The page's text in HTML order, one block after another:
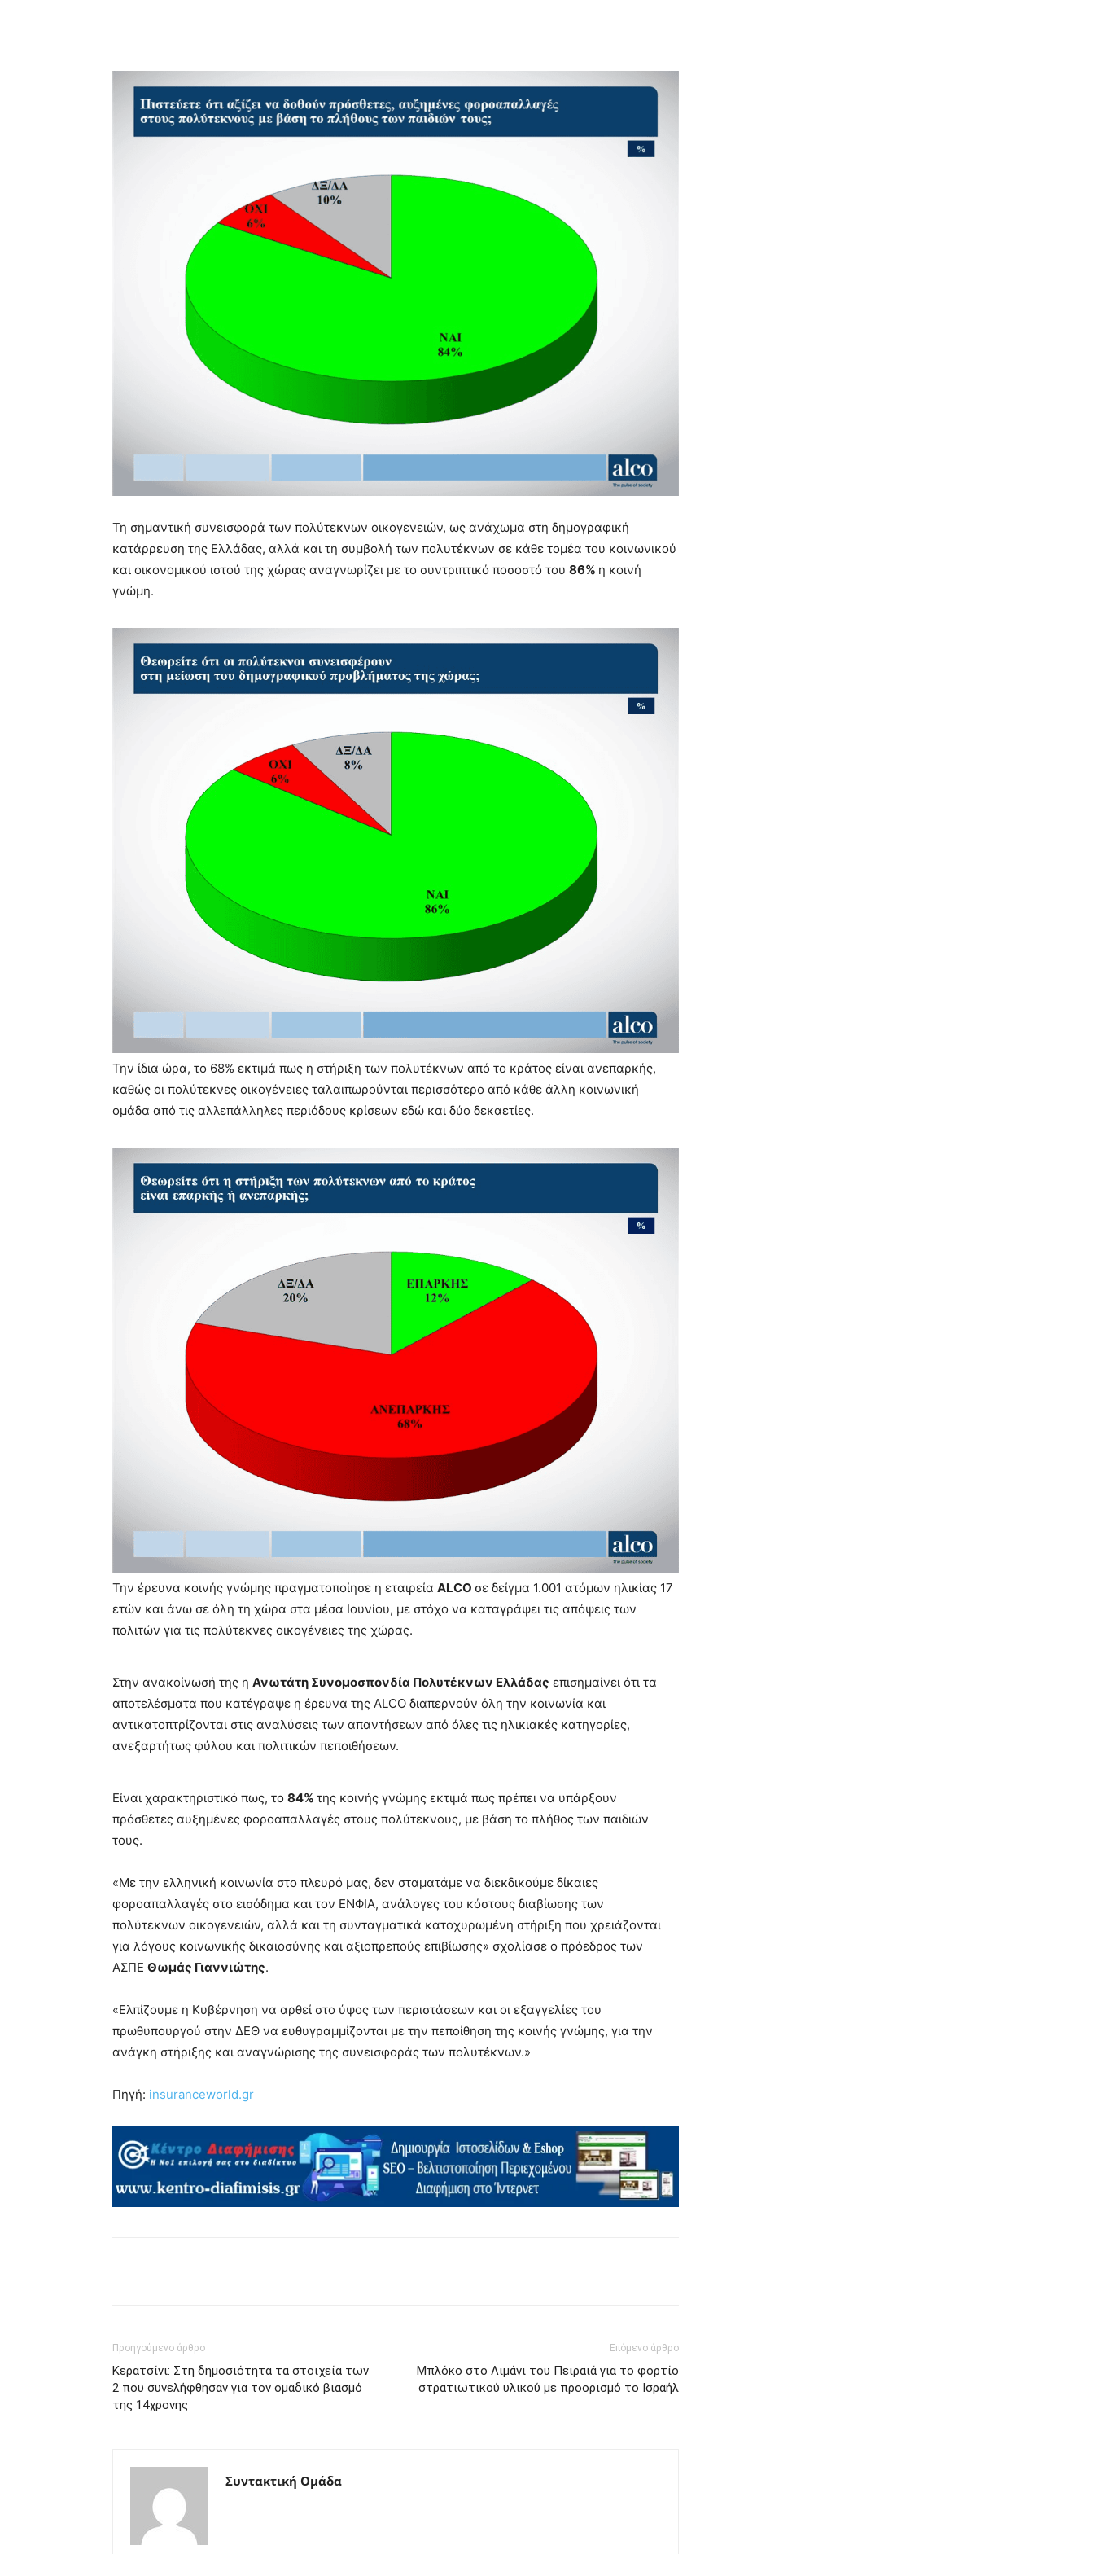
Τη σημαντική συνεισφορά των πολύτεκνων οικογενειών, ως ανάχωμα στη δημογραφική
κατάρρευση της Ελλάδας, αλλά και τη συμβολή των πολυτέκνων σε κάθε τομέα του κοινωνικού
και οικονομικού ιστού της χώρας αναγνωρίζει με το συντριπτικό ποσοστό του 86% η κοινή
γνώμη.
Την ίδια ώρα, το 68% εκτιμά πως η στήριξη των πολυτέκνων από το κράτος είναι ανεπαρκής,
καθώς οι πολύτεκνες οικογένειες ταλαιπωρούνται περισσότερο από κάθε άλλη κοινωνική
ομάδα από τις αλλεπάλληλες περιόδους κρίσεων εδώ και δύο δεκαετίες.
Την έρευνα κοινής γνώμης πραγματοποίησε η εταιρεία ALCO σε δείγμα 1.001 ατόμων ηλικίας 17
ετών και άνω σε όλη τη χώρα στα μέσα Ιουνίου, με στόχο να καταγράψει τις απόψεις των
πολιτών για τις πολύτεκνες οικογένειες της χώρας.
Στην ανακοίνωσή της η Ανωτάτη Συνομοσπονδία Πολυτέκνων Ελλάδας επισημαίνει ότι τα
αποτελέσματα που κατέγραψε η έρευνα της ALCO διαπερνούν όλη την κοινωνία και
αντικατοπτρίζονται στις αναλύσεις των απαντήσεων από όλες τις ηλικιακές κατηγορίες,
ανεξαρτήτως φύλου και πολιτικών πεποιθήσεων.
Είναι χαρακτηριστικό πως, το 84% της κοινής γνώμης εκτιμά πως πρέπει να υπάρξουν
πρόσθετες αυξημένες φοροαπαλλαγές στους πολύτεκνους, με βάση το πλήθος των παιδιών
τους.
«Με την ελληνική κοινωνία στο πλευρό μας, δεν σταματάμε να διεκδικούμε δίκαιες
φοροαπαλλαγές στο εισόδημα και τον ΕΝΦΙΑ, ανάλογες του κόστους διαβίωσης των
πολύτεκνων οικογενειών, αλλά και τη συνταγματικά κατοχυρωμένη στήριξη που χρειάζονται
για λόγους κοινωνικής δικαιοσύνης και αξιοπρεπούς επιβίωσης» σχολίασε ο πρόεδρος των
ΑΣΠΕ Θωμάς Γιαννιώτης.
«Ελπίζουμε η Κυβέρνηση να αρθεί στο ύψος των περιστάσεων και οι εξαγγελίες του
πρωθυπουργού στην ΔΕΘ να ευθυγραμμίζονται με την πεποίθηση της κοινής γνώμης, για την
ανάγκη στήριξης και αναγνώρισης της συνεισφοράς των πολυτέκνων.»
Πηγή: insuranceworld.gr
Προηγούμενο άρθρο
Κερατσίνι: Στη δημοσιότητα τα στοιχεία των
2 που συνελήφθησαν για τον ομαδικό βιασμό
της 14χρονης
Επόμενο άρθρο
Μπλόκο στο Λιμάνι του Πειραιά για το φορτίο
στρατιωτικού υλικού με προορισμό το Ισραήλ
Συντακτική Ομάδα